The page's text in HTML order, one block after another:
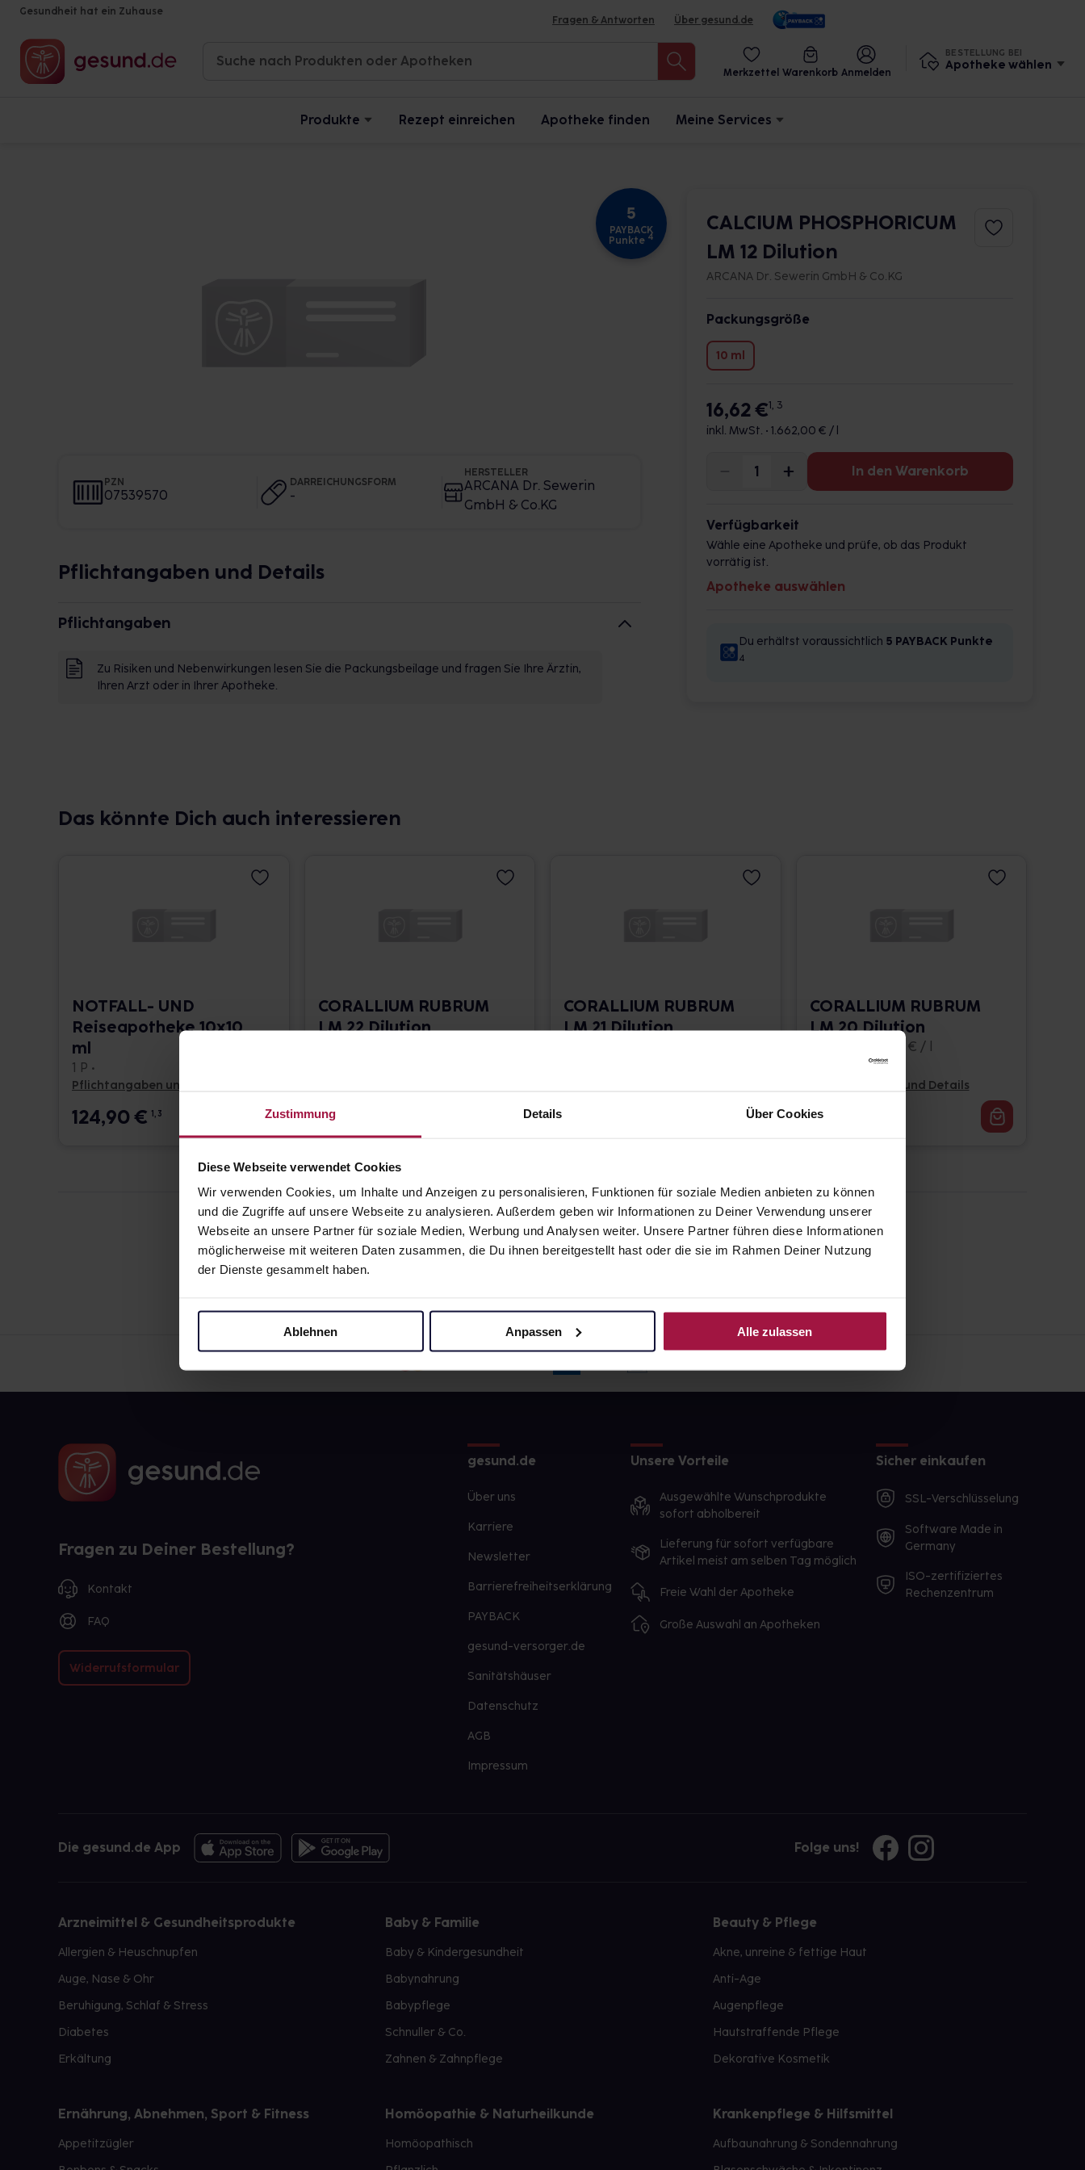
Zustimmung Details Über Cookies
Diese Webseite verwendet Cookies
Wir verwenden Cookies, um Inhalte und Anzeigen zu personalisieren, Funktionen für soziale Medien anbieten zu können
und die Zugriffe auf unsere Webseite zu analysieren. Außerdem geben wir Informationen zu Deiner Verwendung unserer
Webseite an unsere Partner für soziale Medien, Werbung und Analysen weiter. Unsere Partner führen diese Informationen
möglicherweise mit weiteren Daten zusammen, die Du ihnen bereitgestellt hast oder die sie im Rahmen Deiner Nutzung
der Dienste gesammelt haben.
Ablehnen Anpassen Alle zulassen
Gesundheit hat ein Zuhause
Fragen & Antworten Über gesund.de
Merkzettel Warenkorb Anmelden
BESTELLUNG BEI
Apotheke wählen
Produkte Rezept einreichen Apotheke finden Meine Services
5
PAYBACK
Punkte 4
PZN
07539570
DARREICHUNGSFORM
-
HERSTELLER
ARCANA Dr. Sewerin
GmbH & Co.KG
Pflichtangaben und Details
Pflichtangaben
Zu Risiken und Nebenwirkungen lesen Sie die Packungsbeilage und fragen Sie Ihre Ärztin,
Ihren Arzt oder in Ihrer Apotheke.
CALCIUM PHOSPHORICUM
LM 12 Dilution
ARCANA Dr. Sewerin GmbH & Co.KG
Packungsgröße
10 ml
16,62 €1, 3
inkl. MwSt. • 1.662,00 € / l
In den Warenkorb
Verfügbarkeit
Wähle eine Apotheke und prüfe, ob das Produkt
vorrätig ist.
Apotheke auswählen
Du erhältst voraussichtlich 5 PAYBACK Punkte
4
Das könnte Dich auch interessieren
NOTFALL- UND
Reiseapotheke 10x10
ml
1 P •
Pflichtangaben und Details
124,90€ 1, 3
CORALLIUM RUBRUM
LM 22 Dilution
17,66
CORALLIUM RUBRUM
LM 21 Dilution
CORALLIUM RUBRUM
LM 20 Dilution
10 ml • 1.662,00 € / l
Pflichtangaben und Details
16,62
Fragen zu Deiner Bestellung?
Kontakt
FAQ
Widerrufsformular
gesund.de
Über uns
Karriere
Newsletter
Barrierefreiheitserklärung
PAYBACK
gesund-versorger.de
Sanitätshäuser
Datenschutz
AGB
Impressum
Unsere Vorteile
Ausgewählte Wunschprodukte
sofort abholbereit
Lieferung für sofort verfügbare
Artikel meist am selben Tag möglich
Freie Wahl der Apotheke
Große Auswahl an Apotheken
Sicher einkaufen
SSL-Verschlüsselung
Software Made in
Germany
ISO-zertifiziertes
Rechenzentrum
Die gesund.de App Folge uns!
Arzneimittel & Gesundheitsprodukte
Allergien & Heuschnupfen
Auge, Nase & Ohr
Beruhigung, Schlaf & Stress
Diabetes
Erkältung
Baby & Familie
Baby & Kindergesundheit
Babynahrung
Babypflege
Schnuller & Co.
Zahnen & Zahnpflege
Beauty & Pflege
Akne, unreine & fettige Haut
Anti-Age
Augenpflege
Hautstraffende Pflege
Dekorative Kosmetik
Ernährung, Abnehmen, Sport & Fitness
Appetitzügler
Homöopathie & Naturheilkunde
Homöopathisch
Krankenpflege & Hilfsmittel
Aufbaunahrung & Sondennahrung